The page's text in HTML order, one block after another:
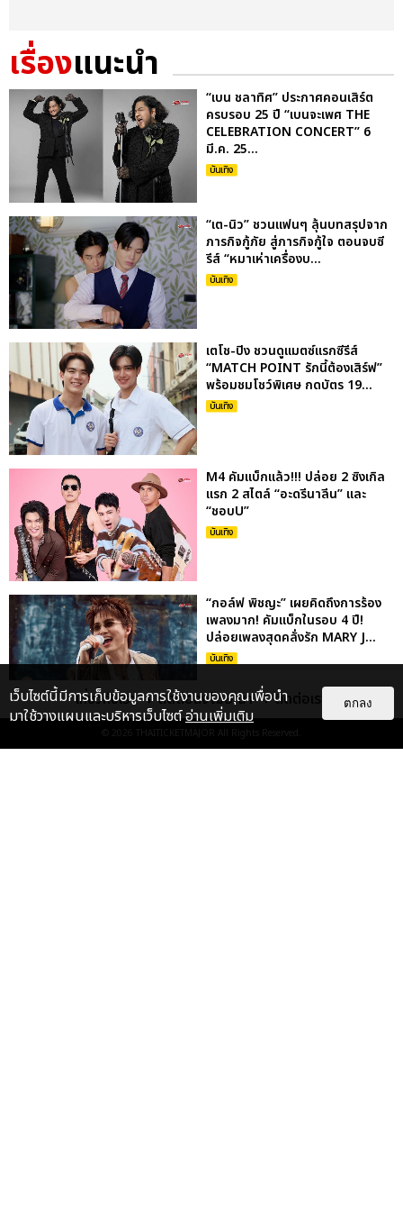
เรื่องแนะนำ
“เบน ชลาทิศ” ประกาศคอนเสิร์ต
ครบรอบ 25 ปี “เบนจะเพศ THE
CELEBRATION CONCERT” 6
มี.ค. 25...
บันเทิง
“เต-นิว” ชวนแฟนๆ ลุ้นบทสรุปจาก
ภารกิจกู้ภัย สู่ภารกิจกู้ใจ ตอนจบซี
รีส์ “หมาเห่าเครื่องบ...
บันเทิง
เตโช-ปิง ชวนดูแมตซ์แรกซีรีส์
“MATCH POINT รักนี้ต้องเสิร์ฟ”
พร้อมชมโชว์พิเศษ กดบัตร 19...
บันเทิง
M4 คัมแบ็กแล้ว!!! ปล่อย 2 ซิงเกิล
แรก 2 สไตล์ “อะดรีนาลีน” และ
“ชอบU”
บันเทิง
“กอล์ฟ พิชญะ” เผยคิดถึงการร้อง
เพลงมาก! คัมแบ็กในรอบ 4 ปี!
ปล่อยเพลงสุดคลั่งรัก MARY J...
บันเทิง
เกี่ยวกับเรา ติดต่อลงโฆษณา ติดต่อเรา
© 2026 THAITICKETMAJOR All Rights Reserved.
เว็บไซต์นี้มีการเก็บข้อมูลการใช้งานของคุณเพื่อนำ
มาใช้วางแผนและบริหารเว็บไซต์อ่านเพิ่มเติม
ตกลง